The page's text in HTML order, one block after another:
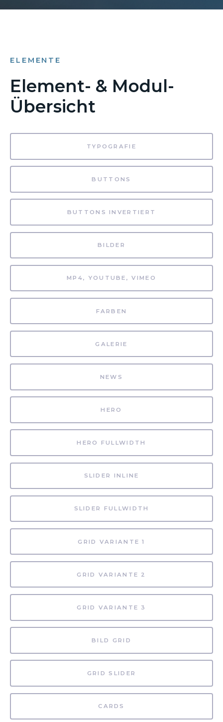
ELEMENTE
Element- & Modul-
Übersicht
TYPOGRAFIE
BUTTONS
BUTTONS INVERTIERT
BILDER
MP4, YOUTUBE, VIMEO
FARBEN
GALERIE
NEWS
HERO
HERO FULLWIDTH
SLIDER INLINE
SLIDER FULLWIDTH
GRID VARIANTE 1
GRID VARIANTE 2
GRID VARIANTE 3
BILD GRID
GRID SLIDER
CARDS